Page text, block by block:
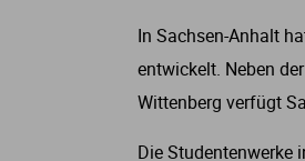
In Sachsen-Anhalt
entwickelt. Neben
Wittenberg verfügt
Die Studentenwerke